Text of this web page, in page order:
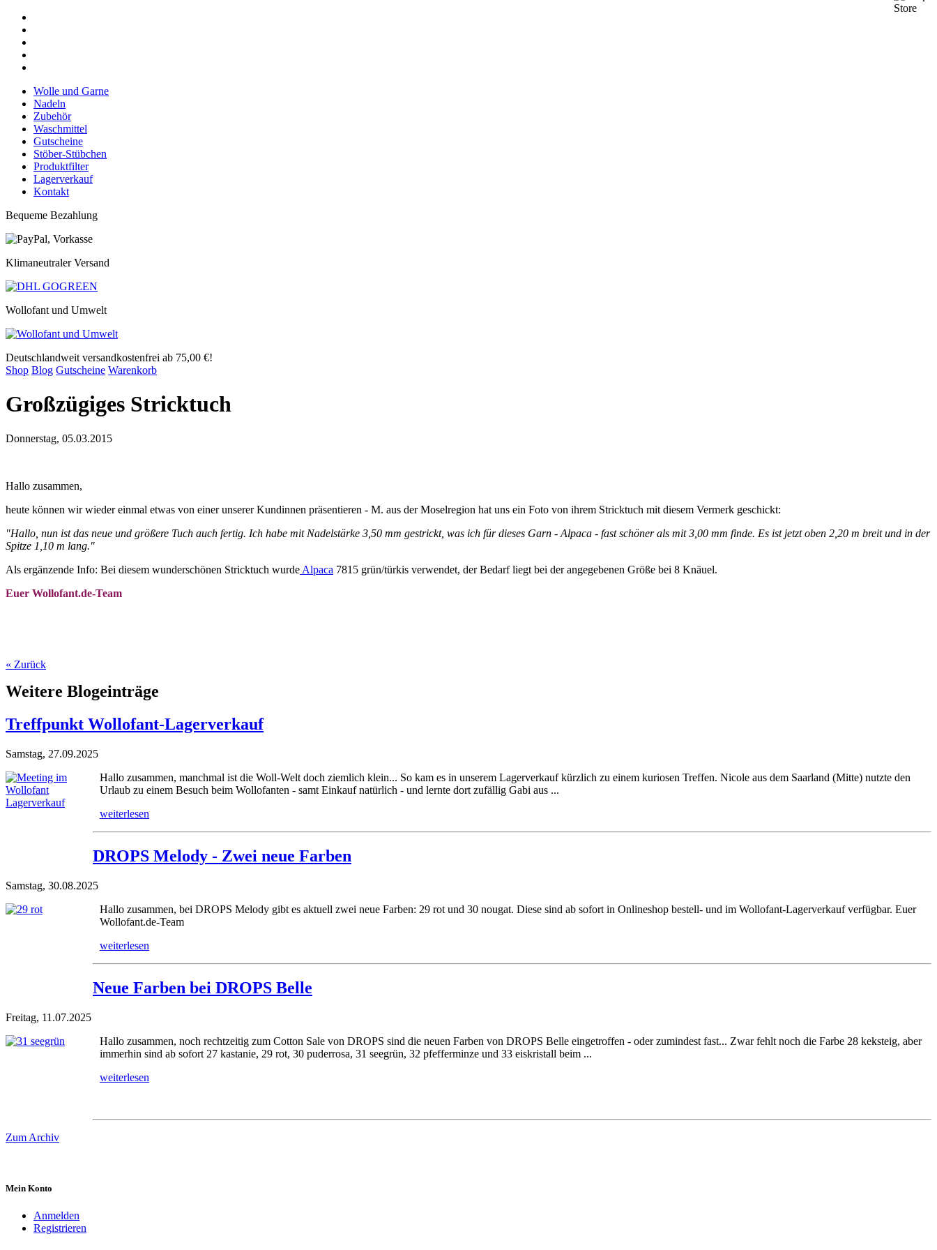
Wolle und Garne
Nadeln
Zubehör
Waschmittel
Gutscheine
Stöber-Stübchen
Produktfilter
Lagerverkauf
Kontakt
Bequeme Bezahlung
Klimaneutraler Versand
Wollofant und Umwelt
Deutschlandweit versandkostenfrei ab 75,00 €!
Shop Blog Gutscheine Warenkorb
Großzügiges Stricktuch
Donnerstag, 05.03.2015
Hallo zusammen,
heute können wir wieder einmal etwas von einer unserer Kundinnen präsentieren - M. aus der Moselregion hat uns ein Foto von ihrem Stricktuch mit diesem Vermerk geschickt:
"Hallo, nun ist das neue und größere Tuch auch fertig. Ich habe mit Nadelstärke 3,50 mm gestrickt, was ich für dieses Garn - Alpaca - fast schöner als mit 3,00 mm finde. Es ist jetzt oben 2,20 m breit und in der
Spitze 1,10 m lang."
Als ergänzende Info: Bei diesem wunderschönen Stricktuch wurde Alpaca 7815 grün/türkis verwendet, der Bedarf liegt bei der angegebenen Größe bei 8 Knäuel.
Euer Wollofant.de-Team
« Zurück
Weitere Blogeinträge
Treffpunkt Wollofant-Lagerverkauf
Samstag, 27.09.2025
Hallo zusammen, manchmal ist die Woll-Welt doch ziemlich klein... So kam es in unserem Lagerverkauf kürzlich zu einem kuriosen Treffen. Nicole aus dem Saarland (Mitte) nutzte den
Urlaub zu einem Besuch beim Wollofanten - samt Einkauf natürlich - und lernte dort zufällig Gabi aus ...
weiterlesen
DROPS Melody - Zwei neue Farben
Samstag, 30.08.2025
Hallo zusammen, bei DROPS Melody gibt es aktuell zwei neue Farben: 29 rot und 30 nougat. Diese sind ab sofort in Onlineshop bestell- und im Wollofant-Lagerverkauf verfügbar. Euer
Wollofant.de-Team
weiterlesen
Neue Farben bei DROPS Belle
Freitag, 11.07.2025
Hallo zusammen, noch rechtzeitig zum Cotton Sale von DROPS sind die neuen Farben von DROPS Belle eingetroffen - oder zumindest fast... Zwar fehlt noch die Farbe 28 keksteig, aber
immerhin sind ab sofort 27 kastanie, 29 rot, 30 puderrosa, 31 seegrün, 32 pfefferminze und 33 eiskristall beim ...
weiterlesen
Zum Archiv
Mein Konto
Anmelden
Registrieren